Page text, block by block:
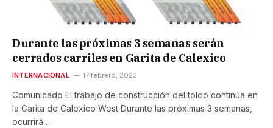
Durante las próximas 3 semanas serán
cerrados carriles en Garita de Calexico
INTERNACIONAL 17 febrero, 2023
Comunicado El trabajo de construcción del toldo continúa en
la Garita de Calexico West Durante las próximas 3 semanas,
ocurrirá…